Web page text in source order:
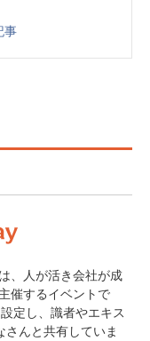
事
、人が活き会社が成
催するイベントで
定し、識者やエキス
んと共有していま